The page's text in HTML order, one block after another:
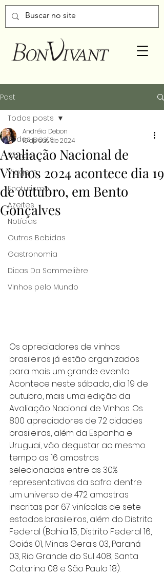
Post
Todos posts
Vinhos
Viagem
Enoturismo
Azeites
Notícias
Outras Bebidas
Gastronomia
Dicas Da Sommelière
Vinhos pelo Mundo
Todos posts
Avaliação Nacional de
Vinhos 2024 acontece dia 19
de outubro, em Bento
Gonçalves
Andréia Debon
15 de out. de 2024
Os apreciadores de vinhos
brasileiros já estão organizados
para mais um grande evento.
Acontece neste sábado, dia 19 de
outubro, mais uma edição da
Avaliação Nacional de Vinhos. Os
800 apreciadores de 72 cidades
brasileiras, além da Espanha e
Uruguai, vão degustar ao mesmo
tempo as 16 amostras
selecionadas entre as 30%
representativas da safra dentre
um universo de 472 amostras
inscritas por 67 vinícolas de sete
estados brasileiros, além do Distrito
Federal (Bahia 15, Distrito Federal 16,
Goiás 01, Minas Gerais 03, Paraná
03, Rio Grande do Sul 408, Santa
Catarina 08 e São Paulo 18).